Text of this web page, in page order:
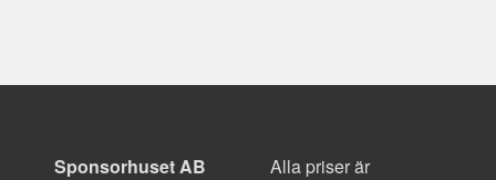
Sponsorhuset AB
Alla priser är